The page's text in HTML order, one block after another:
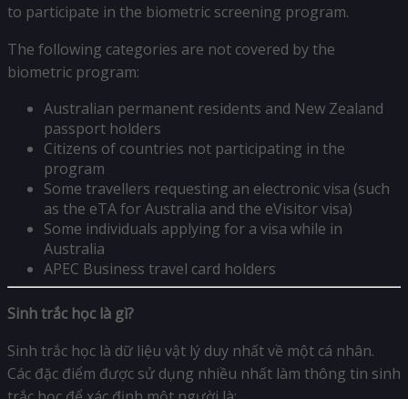
to participate in the biometric screening program.
The following categories are not covered by the
biometric program:
Australian permanent residents and New Zealand
passport holders
Citizens of countries not participating in the
program
Some travellers requesting an electronic visa (such
as the eTA for Australia and the eVisitor visa)
Some individuals applying for a visa while in
Australia
APEC Business travel card holders
Sinh trắc học là gì?
Sinh trắc học là dữ liệu vật lý duy nhất về một cá nhân.
Các đặc điểm được sử dụng nhiều nhất làm thông tin sinh